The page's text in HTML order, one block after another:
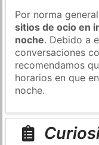
Por norma
sitios de ocio en
noche. Debido a
conversaciones
recomendamos
horarios en que
noche.